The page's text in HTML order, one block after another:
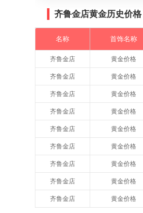
齐鲁金店黄金历史价格
名称 首饰名称
齐鲁金店 黄金价格
齐鲁金店 黄金价格
齐鲁金店 黄金价格
齐鲁金店 黄金价格
齐鲁金店 黄金价格
齐鲁金店 黄金价格
齐鲁金店 黄金价格
齐鲁金店 黄金价格
齐鲁金店 黄金价格